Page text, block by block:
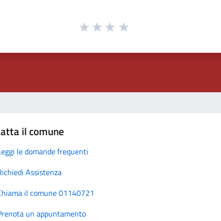
il comune
le domande frequenti
Assistenza
il comune 01140721
un appuntamento